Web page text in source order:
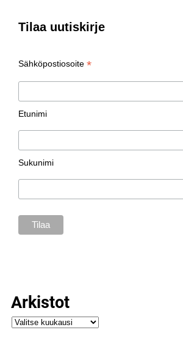
Tilaa uutiskirje
Sähköpostiosoite*
Etunimi
Sukunimi
Arkistot